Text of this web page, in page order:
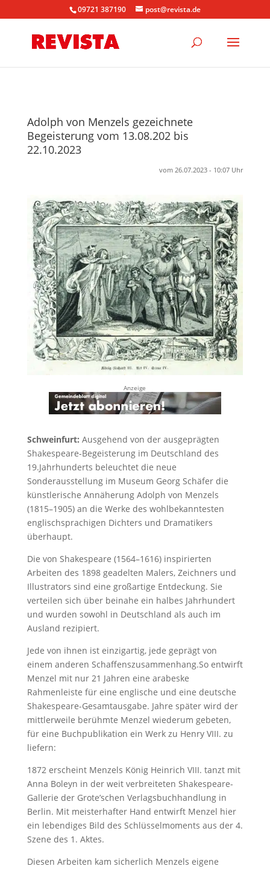
09721 387190 post@revista.de
Adolph von Menzels gezeichnete
Begeisterung vom 13.08.202 bis
22.10.2023
vom 26.07.2023 - 10:07 Uhr
Anzeige
Schweinfurt: Ausgehend von der ausgeprägten
Shakespeare-Begeisterung im Deutschland des
19.Jahrhunderts beleuchtet die neue
Sonderausstellung im Museum Georg Schäfer die
künstlerische Annäherung Adolph von Menzels
(1815–1905) an die Werke des wohlbekanntesten
englischsprachigen Dichters und Dramatikers
überhaupt.
Die von Shakespeare (1564–1616) inspirierten
Arbeiten des 1898 geadelten Malers, Zeichners und
Illustrators sind eine großartige Entdeckung. Sie
verteilen sich über beinahe ein halbes Jahrhundert
und wurden sowohl in Deutschland als auch im
Ausland rezipiert.
Jede von ihnen ist einzigartig, jede geprägt von
einem anderen Schaffenszusammenhang.So entwirft
Menzel mit nur 21 Jahren eine arabeske
Rahmenleiste für eine englische und eine deutsche
Shakespeare-Gesamtausgabe. Jahre später wird der
mittlerweile berühmte Menzel wiederum gebeten,
für eine Buchpublikation ein Werk zu Henry VIII. zu
liefern:
1872 erscheint Menzels König Heinrich VIII. tanzt mit
Anna Boleyn in der weit verbreiteten Shakespeare-
Gallerie der Grote’schen Verlagsbuchhandlung in
Berlin. Mit meisterhafter Hand entwirft Menzel hier
ein lebendiges Bild des Schlüsselmoments aus der 4.
Szene des 1. Aktes.
Diesen Arbeiten kam sicherlich Menzels eigene